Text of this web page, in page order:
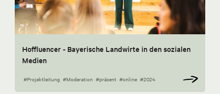
Hoffluencer - Bayerische Landwirte in den sozialen
Medien
#Projektleitung #Moderation #präsent #online #2024